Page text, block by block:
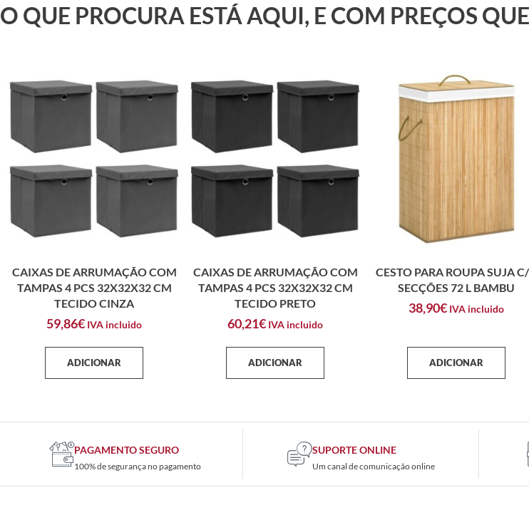
O QUE PROCURA ESTÁ AQUI, E COM PREÇOS
CAIXAS DE ARRUMAÇÃO COM
TAMPAS 4 PCS 32X32X32 CM
TECIDO CINZA
59,86€ IVA incluido
ADICIONAR
CAIXAS DE ARRUMAÇÃO COM
TAMPAS 4 PCS 32X32X32 CM
TECIDO PRETO
60,21€ IVA incluido
ADICIONAR
CESTO PARA ROUPA SUJA
SECÇÕES 72 L BAMBU
38,90€ IVA incluido
ADICIONAR
PAGAMENTO SEGURO
100% de segurança no pagamento
SUPORTE ONLINE
Um canal de comunicação online